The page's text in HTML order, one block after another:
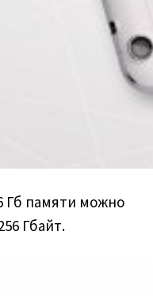
Гб памяти можно
Гбайт.